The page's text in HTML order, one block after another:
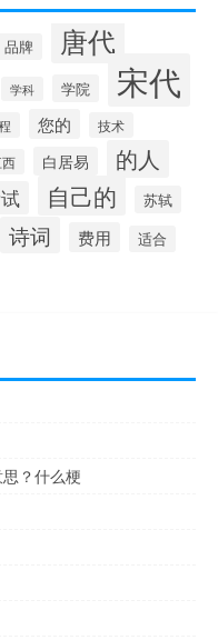
品牌 唐代
学科 学院 宋代
您的 技术
白居易 的人
自己的 苏轼
诗词 费用 适合
？什么梗